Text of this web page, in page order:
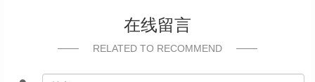
在线留言
RELATED TO RECOMMEND